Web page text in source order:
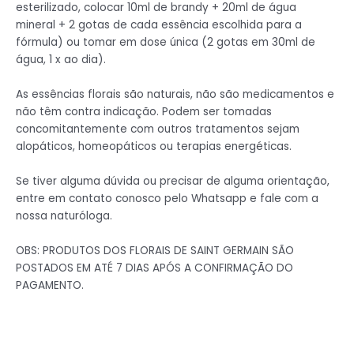
esterilizado, colocar 10ml de brandy + 20ml de água
mineral + 2 gotas de cada essência escolhida para a
fórmula) ou tomar em dose única (2 gotas em 30ml de
água, 1 x ao dia).
As essências florais são naturais, não são medicamentos e
não têm contra indicação. Podem ser tomadas
concomitantemente com outros tratamentos sejam
alopáticos, homeopáticos ou terapias energéticas.
Se tiver alguma dúvida ou precisar de alguma orientação,
entre em contato conosco pelo Whatsapp e fale com a
nossa naturóloga.
OBS: PRODUTOS DOS FLORAIS DE SAINT GERMAIN SÃO
POSTADOS EM ATÉ 7 DIAS APÓS A CONFIRMAÇÃO DO
PAGAMENTO.